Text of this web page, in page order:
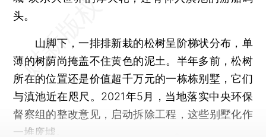
头。
山脚下，一排排新栽的松树呈阶梯状分布，单
薄的树荫尚掩盖不住黄色的泥土。半年多前，松树
所在的位置还是价值超千万元的一栋栋别墅，它们
与滇池近在咫尺。2021年5月，当地落实中央环保
督察组的整改意见，启动拆除工程，这些别墅化作
一堆废墟。